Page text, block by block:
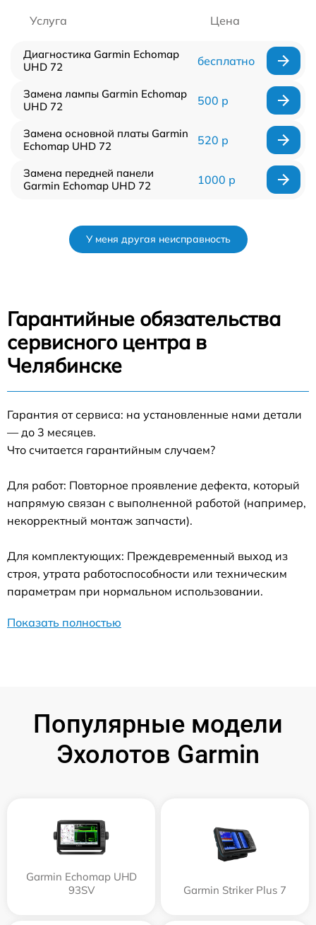
Услуга Цена
Диагностика Garmin Echomap
UHD 72
бесплатно
Замена лампы Garmin Echomap
UHD 72
500 р
Замена основной платы Garmin
Echomap UHD 72
520 р
Замена передней панели
Garmin Echomap UHD 72
1000 р
У меня другая неисправность
Гарантийные обязательства
сервисного центра в
Челябинске
Гарантия от сервиса: на установленные нами детали
— до 3 месяцев.
Что считается гарантийным случаем?
Для работ: Повторное проявление дефекта, который
напрямую связан с выполненной работой (например,
некорректный монтаж запчасти).
Для комплектующих: Преждевременный выход из
строя, утрата работоспособности или техническим
параметрам при нормальном использовании.
Показать полностью
Популярные модели
Эхолотов Garmin
Garmin Echomap UHD
93SV
Garmin Striker Plus 7